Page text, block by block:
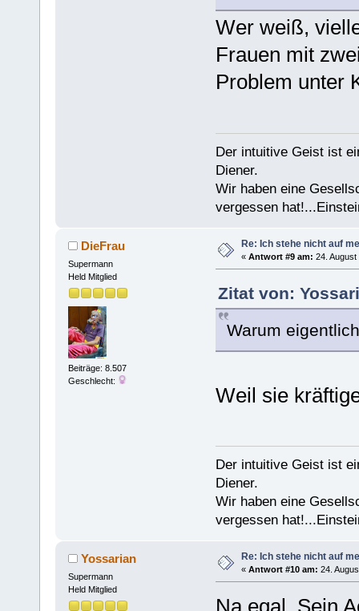
Wer weiß,
Frauen mit
Problem
Der intuitive Geist ist
Diener.
Wir haben eine
vergessen
DieFrau
Supermann
Held Mitglied
Beiträge: 8.507
Geschlecht:
Re: Ich stehe nicht auf
« Antwort #9 am: 24.
Zitat von:
Warum
Weil sie
Der intuitive Geist ist
Diener.
Wir haben eine
vergessen
Yossarian
Supermann
Held Mitglied
Re: Ich stehe nicht auf
« Antwort #10 am: 24.
Na egal. Sein